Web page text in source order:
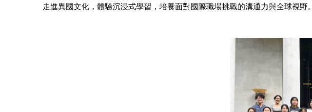
走進異國文化，體驗沉浸式學習，培養面對國際職場挑戰的溝通力與全球視野。